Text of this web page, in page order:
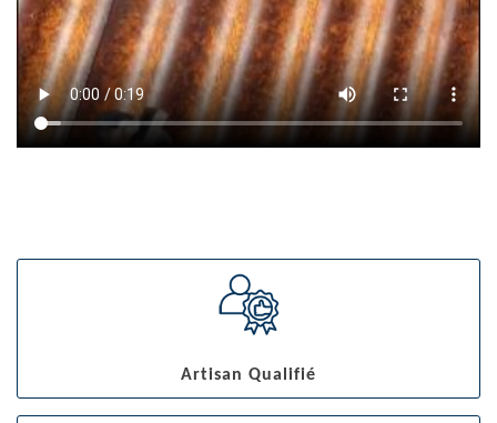
Artisan Qualifié